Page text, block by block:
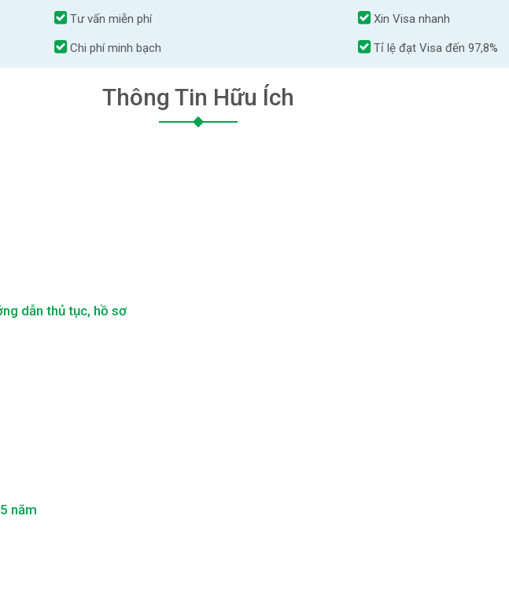
Tư vấn miễn phí
Chi phí minh bạch
Xin Visa nhanh
Tỉ lệ đạt Visa đến 97,8%
Thông Tin Hữu Ích
dẫn thủ tục, hồ sơ
năm